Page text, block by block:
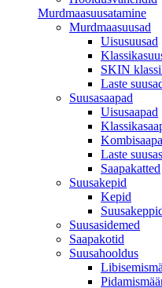
Murdmaasuusatamine
Murdmaasuusad
Uisusuusad
SKIN
Laste
Suusasaapad
Uisusaapad
Laste
Saapakatted
Suusakepid
Kepid
Suusasidemed
Saapakotid
Suusahooldus